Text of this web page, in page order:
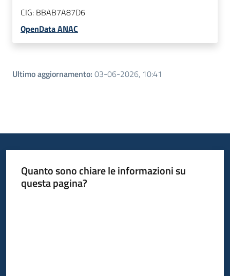
CIG: BBAB7A87D6
OpenData ANAC
Ultimo aggiornamento: 03-06-2026, 10:41
Quanto sono chiare le informazioni su
questa pagina?